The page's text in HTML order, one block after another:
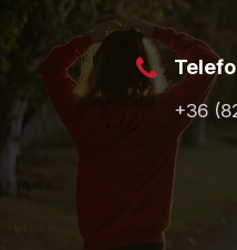
+36